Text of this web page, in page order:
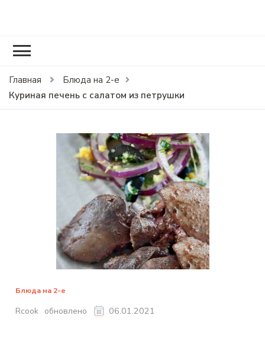
Главная
Блюда на 2-е
Куриная печень с салатом из петрушки
Блюда на 2-е
Rcook обновлено 06.01.2021